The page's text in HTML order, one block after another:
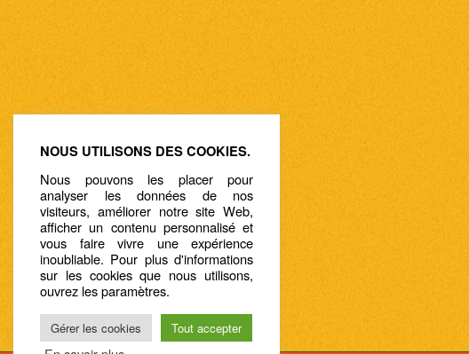
NOUS UTILISONS DES COOKIES.
Nous pouvons les placer pour
analyser les données de nos
visiteurs, améliorer notre site Web,
afficher un contenu personnalisé et
vous faire vivre une expérience
inoubliable. Pour plus d'informations
sur les cookies que nous utilisons,
ouvrez les paramètres.
Gérer les cookies Tout accepter